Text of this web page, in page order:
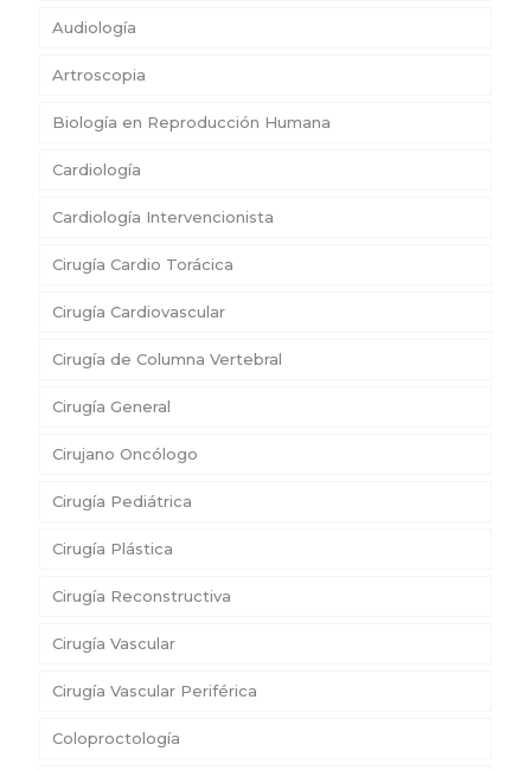
Audiología
Artroscopia
Biología en Reproducción Humana
Cardiología
Cardiología Intervencionista
Cirugía Cardio Torácica
Cirugía Cardiovascular
Cirugía de Columna Vertebral
Cirugía General
Cirujano Oncólogo
Cirugía Pediátrica
Cirugía Plástica
Cirugía Reconstructiva
Cirugía Vascular
Cirugía Vascular Periférica
Coloproctología